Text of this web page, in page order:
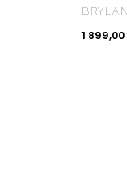
1 899,00